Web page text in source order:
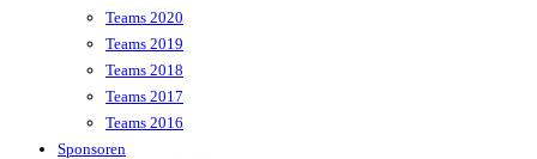
Teams 2020
Teams 2019
Teams 2018
Teams 2017
Teams 2016
Sponsoren